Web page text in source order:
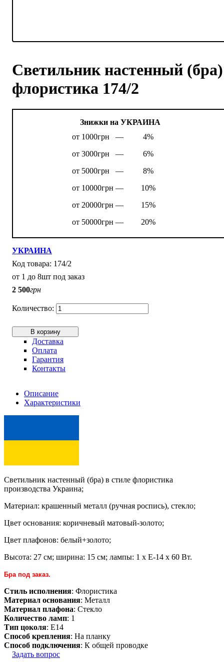
Светильник настенный (бра)
флористика 174/2
Знижки на УКРАИНА
от 1000грн —
4%
от 3000грн —
6%
от 5000грн —
8%
от 10000грн —
10%
от 20000грн —
15%
от 50000грн —
20%
УКРАИНА
174/2
от 1 до 8шт под заказ
2 500грн
В корзину
Доставка
Оплата
Гарантия
Контакты
Описание
Характеристики
Светильник настенный (бра) в стиле флористика
производства Украина;
Материал: крашенный металл (ручная роспись), стекло;
Цвет основания: коричневый матовый-золото;
Цвет плафонов: белый+золото;
Высота: 27 см; ширина: 15 см; лампы: 1 х Е-14 х 60 Вт.
Бра под заказ.
Стиль исполнения: Флористика
Материал основания: Металл
Материал плафона: Стекло
Количество ламп: 1
Тип цоколя: E14
Способ крепления: На планку
Способ подключения: К общей проводке
Задать вопрос